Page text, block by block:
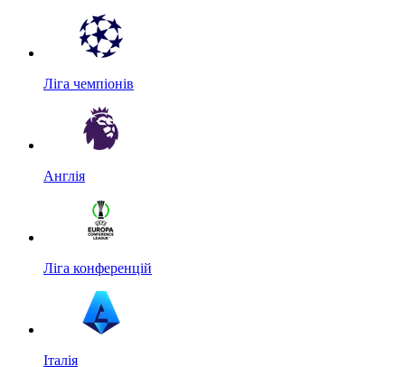
Ліга чемпіонів
Англія
Ліга конференцій
Італія